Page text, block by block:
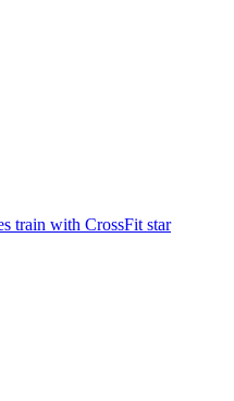
train with CrossFit star